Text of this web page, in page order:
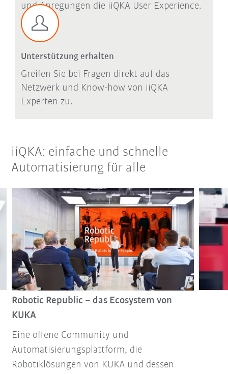
und Anregungen die iiQKA User Experience.
Unterstützung erhalten
Greifen Sie bei Fragen direkt auf das
Netzwerk und Know-how von iiQKA
Experten zu.
iiQKA: einfache und schnelle
Automatisierung für alle
Robotic Republic – das Ecosystem von
KUKA
Eine offene Community und
Automatisierungsplattform, die
Robotiklösungen von KUKA und dessen